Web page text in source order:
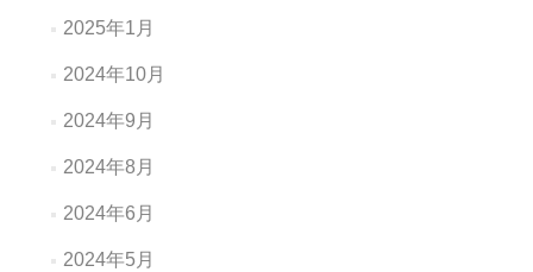
2025年1月
2024年10月
2024年9月
2024年8月
2024年6月
2024年5月